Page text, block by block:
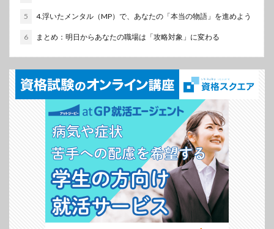
5 4.浮いたメンタル（MP）で、あなたの「本当の物語」を進めよう
6 まとめ：明日からあなたの職場は「攻略対象」に変わる